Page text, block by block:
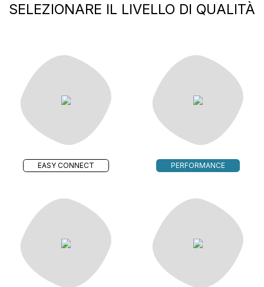
SELEZIONARE IL LIVELLO DI QUALITÀ
EASY CONNECT PERFORMANCE